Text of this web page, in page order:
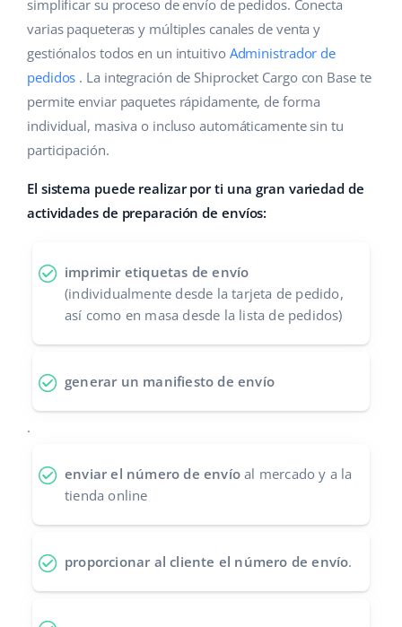
Gestión de envíos
Automatizaciones
Base Connect
IA para e-commerce
Hogar y jardinería
Productos infantiles
Electrónica
Piezas de automóviles
Salud y belleza
Ayuda
Base Academy
Servicios
Implementación de sistemas
Calculadora de beneficios
Cooperación y socios
Contáctanos
english (US)
english (GB)
english (IN)
čeština
deutsch
Ελληνικά
español (AR)
español (MX)
Français
Italiano
português (BR)
simplificar su proceso de envío de pedidos. Conecta
varias paqueteras y múltiples canales de venta y
gestiónalos todos en un intuitivo Administrador de
pedidos . La integración de Shiprocket Cargo con Base te
permite enviar paquetes rápidamente, de forma
individual, masiva o incluso automáticamente sin tu
participación.
El sistema puede realizar por ti una gran variedad de
actividades de preparación de envíos:
imprimir etiquetas de envío
(individualmente desde la tarjeta de pedido,
así como en masa desde la lista de pedidos)
generar un manifiesto de envío
.
enviar el número de envío al mercado y a la
tienda online
proporcionar al cliente el número de envío.